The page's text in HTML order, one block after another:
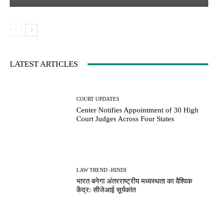
LATEST ARTICLES
COURT UPDATES
Center Notifies Appointment of 30 High
Court Judges Across Four States
LAW TREND -HINDI
भारत बनेगा अंतरराष्ट्रीय मध्यस्थता का वैश्विक
केंद्र: सीजेआई सूर्यकांत